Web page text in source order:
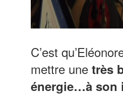
C’est
mettre une très
énergie…à son